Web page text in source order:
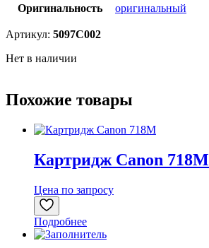
Оригинальность оригинальный
Артикул: 5097C002
Нет в наличии
Похожие товары
Картридж Canon 718M
Цена по запросу
Подробнее